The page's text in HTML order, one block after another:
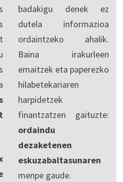
badakigu denek ez
dutela informazioa
ordaintzeko ahalik.
Baina irakurleen
emaitzek eta paperezko
hilabetekariaren
harpidetzek
finantzatzen gaituzte:
ordaindu
dezaketenen
eskuzabaltasunaren
menpe gaude.